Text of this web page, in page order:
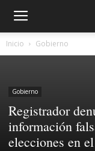
Inicio Gobierno
Gobierno
Registrador
información
elecciones en